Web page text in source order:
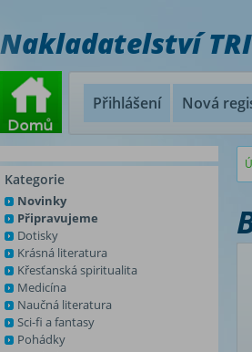
Nakladatelství
Přihlášení Nová
Kategorie
Novinky
Připravujeme
Dotisky
Krásná literatura
Křesťanská spiritualita
Medicína
Naučná literatura
Sci-fi a fantasy
Pohádky